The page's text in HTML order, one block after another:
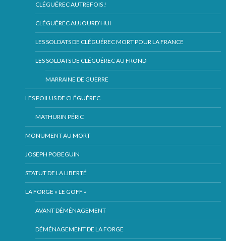
CLÉGUÉREC AUTREFOIS !
CLÉGUÉREC AUJOURD’HUI
LES SOLDATS DE CLÉGUÉREC MORT POUR LA FRANCE
LES SOLDATS DE CLÉGUÉREC AU FROND
MARRAINE DE GUERRE
LES POILUS DE CLÉGUÉREC
MATHURIN PÉRIC
MONUMENT AU MORT
JOSEPH POBEGUIN
STATUT DE LA LIBERTÉ
LA FORGE « LE GOFF «
AVANT DÉMÉNAGEMENT
DÉMÉNAGEMENT DE LA FORGE